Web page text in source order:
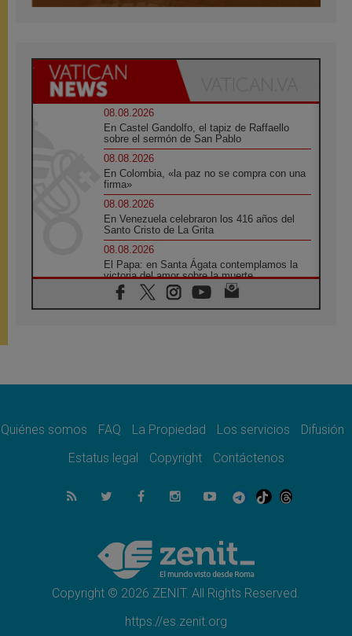
08.08.2026
En Castel Gandolfo, el tapiz de Raffaello
sobre el sermón de San Pablo
08.08.2026
En Colombia, «la paz no se compra con una
firma»
08.08.2026
En Venezuela celebraron los 416 años del
Santo Cristo de La Grita
08.08.2026
El Papa: en Santa Ágata contemplamos la
victoria del amor sobre la muerte
08.08.2026
León XIV visitará el Santuario de la Madre
07.08.2026
07.08.2026
el compromiso del cristiano"
La matanza de niños en Gaza no cesa: 300
muertos en 300 días
Tagle: La guerra desfigura el mundo, solo la
revelación de Dios lo transfigura
Quiénes somos FAQ La Propiedad Los servicios
Difusión
Estatus legal
Copyright Contáctenos
Copyright © 2026 ZENIT. All Rights Reserved.
https://es.zenit.org